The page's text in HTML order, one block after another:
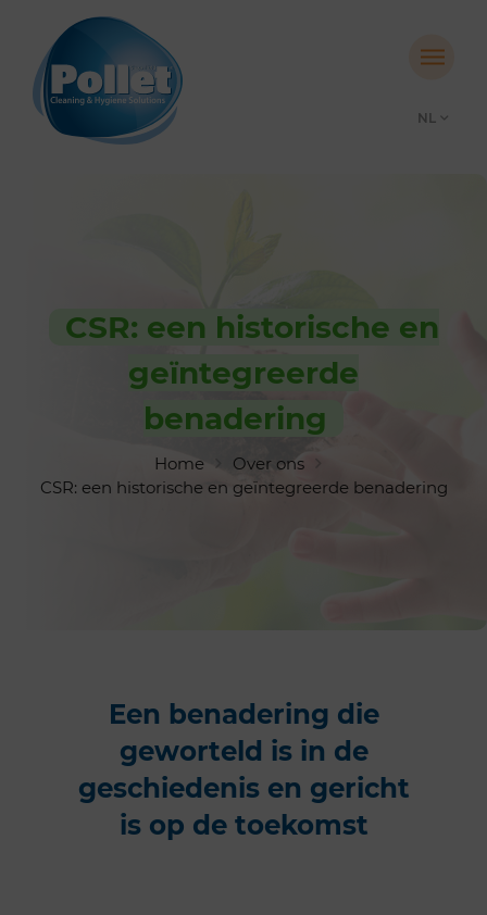
NL
CSR: een historische en
geïntegreerde
benadering
Home
Over ons
CSR: een historische en geïntegreerde benadering
Een benadering die
geworteld is in de
geschiedenis en gericht
is op de toekomst